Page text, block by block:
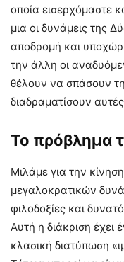
οποία εισερχόμαστε
μια οι δυνάμεις της
αποδρομή και
την άλλη οι
θέλουν να σπάσουν
διαδραματίσουν
Το πρόβλημα
Μιλάμε για την κίνηση
μεγαλοκρατικών
φιλοδοξίες και
Αυτή η διάκριση έχει
κλασική διατύπωση